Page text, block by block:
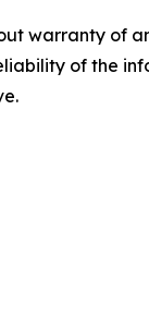
warranty
of the